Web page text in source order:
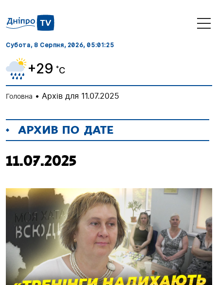
Субота, 8 Серпня, 2026, 05:01:26
+29 ˚C
Головна • Архів для 11.07.2025
АРХИВ ПО ДАТЕ
11.07.2025